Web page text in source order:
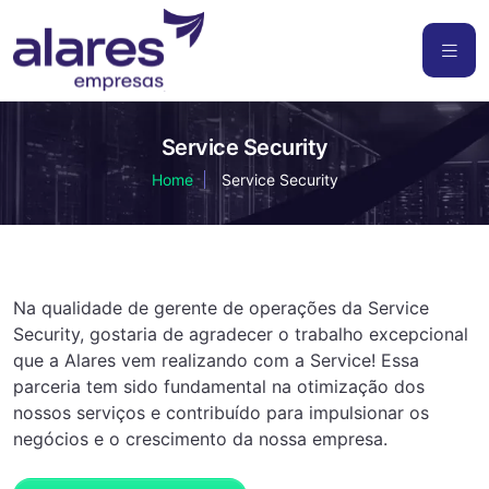
Service Security
Home Service Security
Na qualidade de gerente de operações da Service
Security, gostaria de agradecer o trabalho excepcional
que a Alares vem realizando com a Service! Essa
parceria tem sido fundamental na otimização dos
nossos serviços e contribuído para impulsionar os
negócios e o crescimento da nossa empresa.